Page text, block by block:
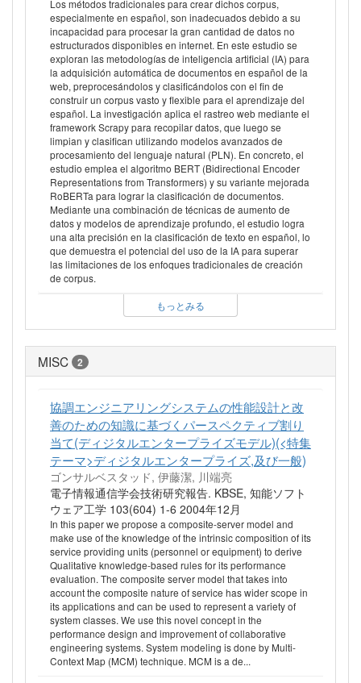
Los métodos tradicionales para crear dichos corpus,
especialmente en español, son inadecuados debido a su
incapacidad para procesar la gran cantidad de datos no
estructurados disponibles en internet. En este estudio se
exploran las metodologías de inteligencia artificial (IA) para
la adquisición automática de documentos en español de la
web, preprocesándolos y clasificándolos con el fin de
construir un corpus vasto y flexible para el aprendizaje del
español. La investigación aplica el rastreo web mediante el
framework Scrapy para recopilar datos, que luego se
limpian y clasifican utilizando modelos avanzados de
procesamiento del lenguaje natural (PLN). En concreto, el
estudio emplea el algoritmo BERT (Bidirectional Encoder
Representations from Transformers) y su variante mejorada
RoBERTa para lograr la clasificación de documentos.
Mediante una combinación de técnicas de aumento de
datos y modelos de aprendizaje profundo, el estudio logra
una alta precisión en la clasificación de texto en español, lo
que demuestra el potencial del uso de la IA para superar
las limitaciones de los enfoques tradicionales de creación
de corpus.
もっとみる
MISC 2
協調エンジニアリングシステムの性能設計と改
善のための知識に基づくパースペクティブ割り
当て(ディジタルエンタープライズモデル)(<特集
テーマ>ディジタルエンタープライズ,及び一般)
ゴンサルベスタッド, 伊藤潔, 川端亮
電子情報通信学会技術研究報告. KBSE, 知能ソフト
ウェア工学 103(604) 1-6 2004年12月
In this paper we propose a composite-server model and
make use of the knowledge of the intrinsic composition of its
service providing units (personnel or equipment) to derive
Qualitative knowledge-based rules for its performance
evaluation. The composite server model that takes into
account the composite nature of service has wider scope in
its applications and can be used to represent a variety of
system classes. We use this novel concept in the
performance design and improvement of collaborative
engineering systems. System modeling is done by Multi-
Context Map (MCM) technique. MCM is a de...